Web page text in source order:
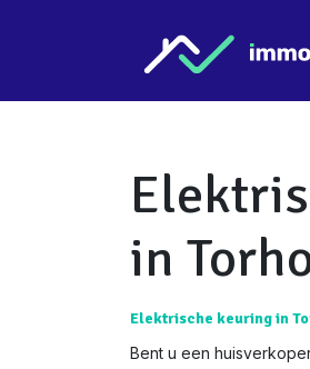
in
Elektrische keuring in
Bent u een